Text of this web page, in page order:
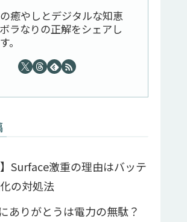
癒やしとデジタルな知恵
ラなりの正解をシェアし
。
】Surface激重の理由はバッテ
の対処法
ありがとうは電力の無駄？